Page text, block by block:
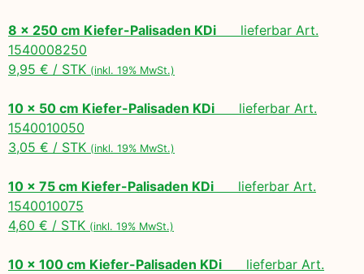
8 x 250 cm Kiefer-Palisaden KDi lieferbar Art.
1540008250
9,95 € / STK (inkl. 19% MwSt.)
10 x 50 cm Kiefer-Palisaden KDi lieferbar Art.
1540010050
3,05 € / STK (inkl. 19% MwSt.)
10 x 75 cm Kiefer-Palisaden KDi lieferbar Art.
1540010075
4,60 € / STK (inkl. 19% MwSt.)
10 x 100 cm Kiefer-Palisaden KDi lieferbar Art.